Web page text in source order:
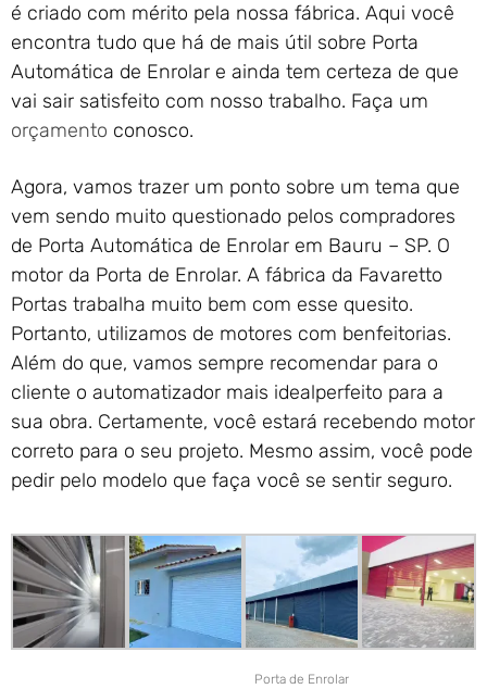
é criado com mérito pela nossa fábrica. Aqui você
encontra tudo que há de mais útil sobre Porta
Automática de Enrolar e ainda tem certeza de que
vai sair satisfeito com nosso trabalho. Faça um
orçamento conosco.
Agora, vamos trazer um ponto sobre um tema que
vem sendo muito questionado pelos compradores
de Porta Automática de Enrolar em Bauru – SP. O
motor da Porta de Enrolar. A fábrica da Favaretto
Portas trabalha muito bem com esse quesito.
Portanto, utilizamos de motores com benfeitorias.
Além do que, vamos sempre recomendar para o
cliente o automatizador mais idealperfeito para a
sua obra. Certamente, você estará recebendo motor
correto para o seu projeto. Mesmo assim, você pode
pedir pelo modelo que faça você se sentir seguro.
Porta de Enrolar